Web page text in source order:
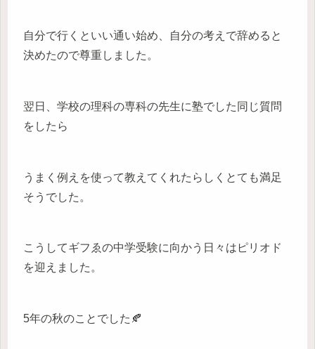
自分で行くといい通い始め、自分の考えで辞めると
決めたので尊重しました。
翌日、学校の理科の専科の先生に塾でした同じ質問
をしたら
うまく例えを使って教えてくれたらしくとても満足
そうでした。
こうしてギフゑの中学受験に向かう日々はピリオド
を迎えました。
5年の秋のことでした🍂